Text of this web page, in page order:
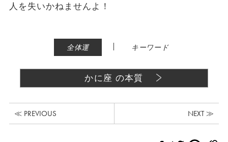
人を失いかねませんよ！
全体運 | キーワード
かに座 の本質
≪ PREVIOUS NEXT ≫